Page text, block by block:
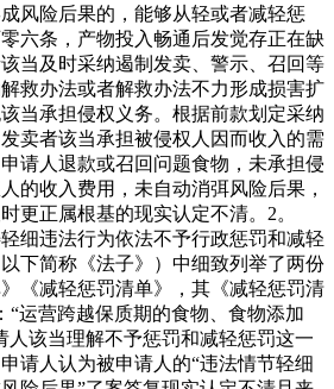
风险后果的，能够从轻或者减轻惩
六条，产物投入畅通后发觉存正在缺
当及时采纳遏制发卖、警示、召回等
救办法或者解救办法不力形成损害扩
当承担侵权义务。根据前款划定采纳
卖者该当承担被侵权人因而收入的需
请人退款或召回问题食物，未承担侵
的收入费用，未自动消弭风险后果，
更正属根基的现实认定不清。2。
细违法行为依法不予行政惩罚和减轻
下简称《法子》）中细致列举了两份
《减轻惩罚清单》，其《减轻惩罚清
“运营跨越保质期的食物、食物添加
人该当理解不予惩罚和减轻惩罚这一
请人认为被申请人的“违法情节轻细